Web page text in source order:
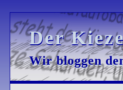
Der
Der
Wir bloggen
Wir bloggen